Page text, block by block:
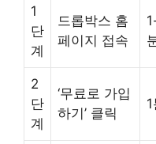
1
단
계
드롭박스 홈
페이지 접속
2
단
계
‘무료로 가입
하기’ 클릭